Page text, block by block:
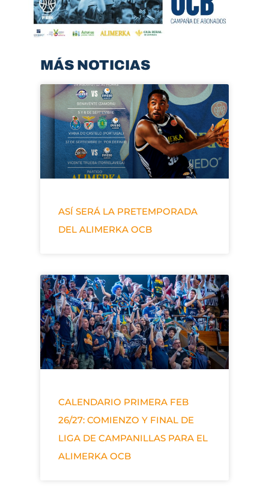
MÁS NOTICIAS
ASÍ SERÁ LA PRETEMPORADA
DEL ALIMERKA OCB
CALENDARIO PRIMERA FEB
26/27: COMIENZO Y FINAL DE
LIGA DE CAMPANILLAS PARA EL
ALIMERKA OCB